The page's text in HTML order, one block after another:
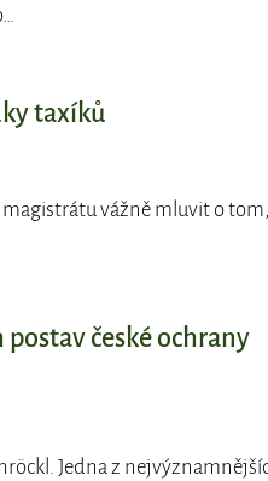
taxíků
magistrátu vážně mluvit o tom,
české ochrany
Jedna z